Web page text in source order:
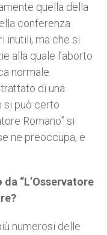
quella della
conferenza
inutili, ma che si
alla quale l’aborto
normale.
di una
si può certo
Romano” si
ne preoccupa, e
“L’Osservatore
numerosi delle